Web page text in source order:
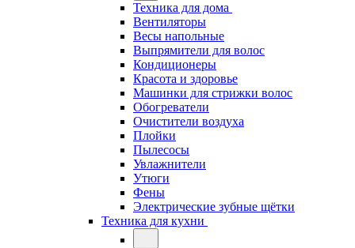
Техника для дома
Вентиляторы
Весы напольные
Выпрямители для волос
Кондиционеры
Красота и здоровье
Машинки для стрижки волос
Обогреватели
Очистители воздуха
Плойки
Пылесосы
Увлажнители
Утюги
Фены
Электрические зубные щётки
Техника для кухни